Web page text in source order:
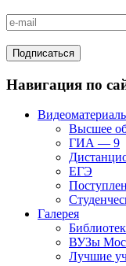
Навигация по
Высшее
ГИА — 9
ЕГЭ
Галерея
ВУЗы
Лучшие